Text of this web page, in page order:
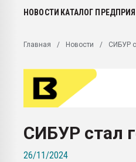
первый план в переработке
28.07.2026 "Технониколь" довольна
Всё, что касается выдува ПЭТ
Материал поверхности пуансона для
Продам отходы Композиция
поликарбоната и АБС-пластика
Armaloy PC/ABS-1IM черный цвет
НОВОСТИ КАТАЛОГ
Главная Новости СИБУР
СИБУР стал
26/11/2024